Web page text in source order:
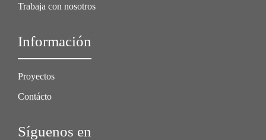
Trabaja con nosotros
Información
Proyectos
Contácto
Síguenos en